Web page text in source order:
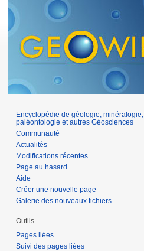
Encyclopédie de géologie, minéralogie,
paléontologie et autres Géosciences
Communauté
Actualités
Modifications récentes
Page au hasard
Aide
Créer une nouvelle page
Galerie des nouveaux fichiers
Outils
Pages liées
Suivi des pages liées